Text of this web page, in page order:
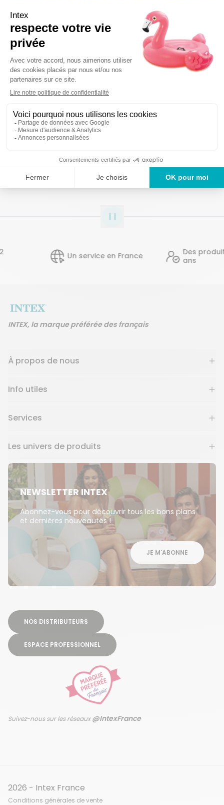
Un design réaliste
Lesdinosaures, ces créatures majestueuses et
mystérieuses, captivent l’imagination des petits comme
des grands. Pour transformer votre jardin en véritable
vallée jurassique et offrir à vos enfants une aventure
inoubliable, nos2 dinosaures gonflables géants
s'imposent comme les héros de ce décor féérique. Dès
ans
grandioses qu'étonnantes, en compagnie de leurs
Un service en France
Des produits
ans
INTEX, la marque préférée des français
À propos de nous
Info utiles
Services
Les univers de produits
NEWSLETTER INTEX
Abonnez-vous pour découvrir tous les bons plans
et dernières nouveautés !
JE M'ABONNE
NOS DISTRIBUTEURS
ESPACE PROFESSIONNEL
Suivez-nous sur les réseaux@IntexFrance
2026 - Intex France
Conditions générales de vente